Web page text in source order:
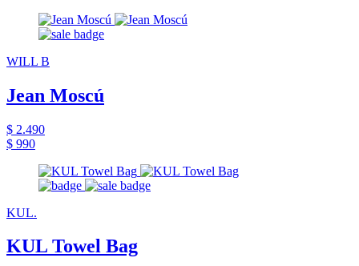
WILL B
Jean Moscú
$ 2.490
$ 990
KUL.
KUL Towel Bag